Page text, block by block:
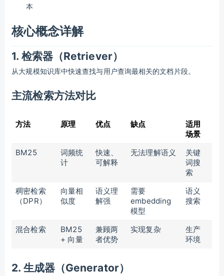
本
核心概念详解
1. 检索器（Retriever）
从大规模知识库中快速查找与用户查询最相关的文档片段。
主流检索方法对比
方法 原理 优点 缺点
适用
场景
BM25
词频统
计
快速、
可解释
无法理解语义
关键
词搜
索
稠密检索
（DPR）
向量相
似度
语义理
解强
需要
embedding
模型
语义
搜索
混合检索
BM25
+ 向量
兼顾两
者优势
实现复杂
生产
环境
2. 生成器（Generator）